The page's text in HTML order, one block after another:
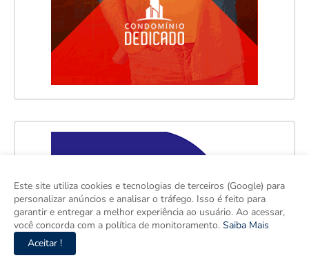
Este site utiliza cookies e tecnologias de terceiros (Google) para
personalizar anúncios e analisar o tráfego. Isso é feito para
garantir e entregar a melhor experiência ao usuário. Ao acessar,
você concorda com a política de monitoramento. Saiba Mais
Aceitar !